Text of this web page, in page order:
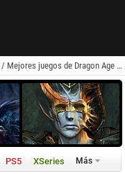
/ Mejores juegos de Dragon Age para Android
PS5 XSeries Más